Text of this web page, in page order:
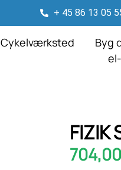
+ 45 86 13 05
Cykelværksted
Byg
FIZIK
704,00